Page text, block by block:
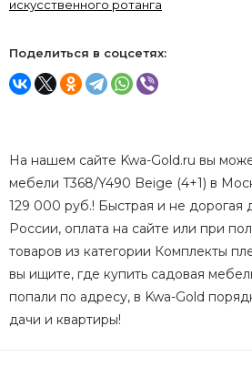
искусственного ротанга
Поделиться в соцсетях:
На нашем сайте Kwa-Gold.ru вы
мебели T368/Y490 Beige (4+1) в
129 000 руб.! Быстрая и не дорогая
России, оплата на сайте или при
товаров из категории Комплекты
вы ищите, где купить садовая
попали по адресу, в Kwa-Gold
дачи и квартиры!